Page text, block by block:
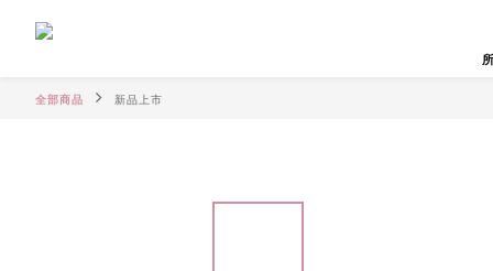
全部商品 新品上市